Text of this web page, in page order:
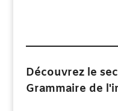
Découvrez le
Grammaire de